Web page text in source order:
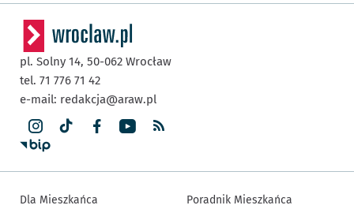
pl. Solny 14, 50-062 Wrocław
tel. 71 776 71 42
e-mail: redakcja@araw.pl
Dla Mieszkańca
Poradnik Mieszkańca